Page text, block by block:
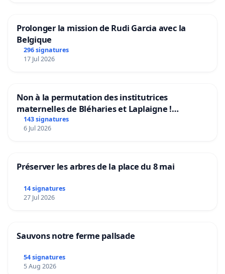
Prolonger la mission de Rudi Garcia avec la
Belgique
296 signatures
17 Jul 2026
Non à la permutation des institutrices
maternelles de Bléharies et Laplaigne !
Préservons la stabilité de nos enfants.
143 signatures
6 Jul 2026
Préserver les arbres de la place du 8 mai
14 signatures
27 Jul 2026
Sauvons notre ferme pallsade
54 signatures
5 Aug 2026